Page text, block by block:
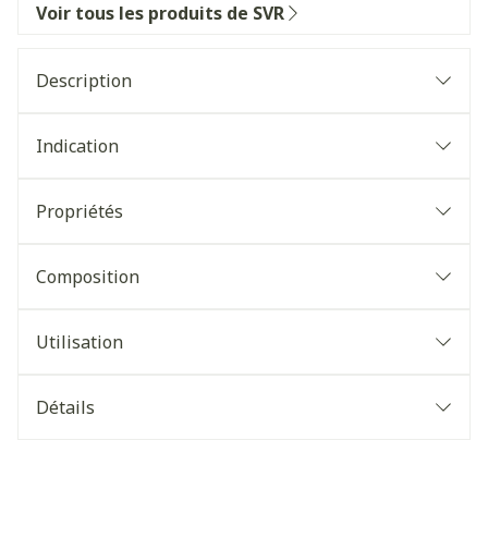
Voir tous les produits de SVR
Description
Indication
Propriétés
Composition
Utilisation
Détails